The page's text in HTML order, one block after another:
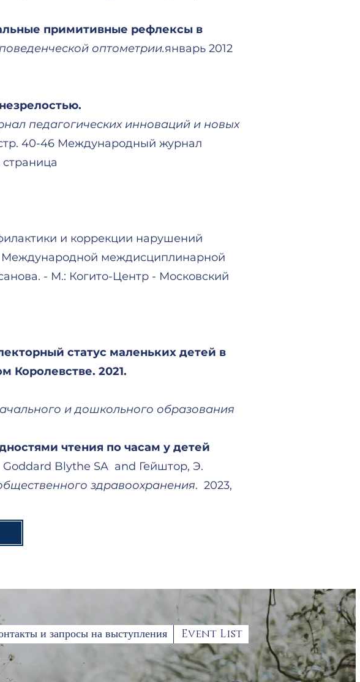
примитивные рефлексы в
оптометрии.январь 2012
педагогических инноваций и новых
40-46 Международный журнал
и коррекции нарушений
Международной междисциплинарной
- М.: Когито-Центр - Московский
статус маленьких детей в
Королевстве. 2021.
и дошкольного образования
чтения по часам у детей
Blythe SA and Гейштор, Э.
здравоохранения. 2023,
и запросы на выступления Event List